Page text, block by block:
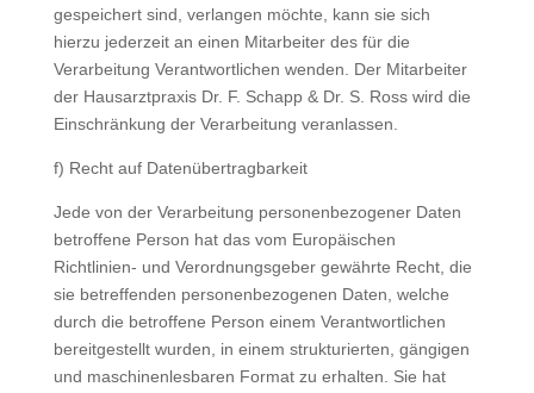
gespeichert sind, verlangen möchte, kann sie sich
hierzu jederzeit an einen Mitarbeiter des für die
Verarbeitung Verantwortlichen wenden. Der Mitarbeiter
der Hausarztpraxis Dr. F. Schapp & Dr. S. Ross wird die
Einschränkung der Verarbeitung veranlassen.
f) Recht auf Datenübertragbarkeit
Jede von der Verarbeitung personenbezogener Daten
betroffene Person hat das vom Europäischen
Richtlinien- und Verordnungsgeber gewährte Recht, die
sie betreffenden personenbezogenen Daten, welche
durch die betroffene Person einem Verantwortlichen
bereitgestellt wurden, in einem strukturierten, gängigen
und maschinenlesbaren Format zu erhalten. Sie hat